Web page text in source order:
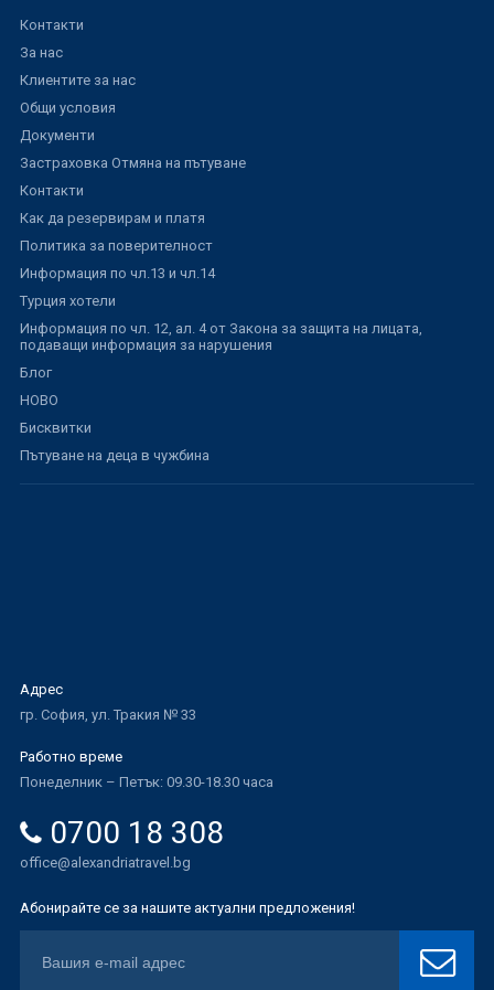
Контакти
За нас
Клиентите за нас
Общи условия
Документи
Застраховка Отмяна на пътуване
Контакти
Как да резервирам и платя
Политика за поверителност
Информация по чл.13 и чл.14
Турция хотели
Информация по чл. 12, ал. 4 от Закона за защита на лицата,
подаващи информация за нарушения
Блог
НОВО
Бисквитки
Пътуване на деца в чужбина
Адрес
гр. София, ул. Тракия № 33
Работно време
Понеделник – Петък: 09.30-18.30 часа
0700 18 308
office@alexandriatravel.bg
Абонирайте се за нашите актуални предложения!